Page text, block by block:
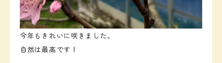
今年もきれいに咲きました。
自然は最高です！